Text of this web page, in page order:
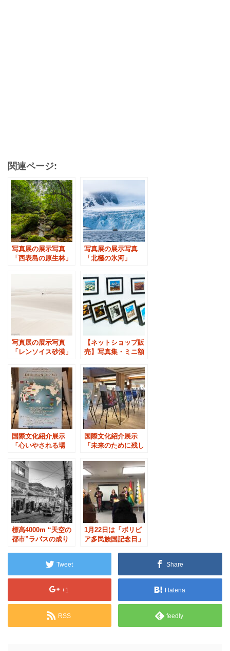
関連ページ:
写真展の展示写真
「西表島の原生林」
写真展の展示写真
「北極の氷河」
写真展の展示写真
「レンソイス砂漠」
【ネットショップ販
売】写真集・ミニ額
国際文化紹介展示
「心いやされる場
ウン
国際文化紹介展示
「未来のために残し
標高4000m “天空の
都市”ラパスの成り
1月22日は「ボリビ
ア多民族国記念日」
Tweet Share
+1 Hatena
RSS feedly